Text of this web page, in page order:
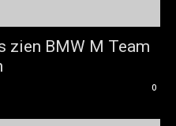
zien BMW M Team
0